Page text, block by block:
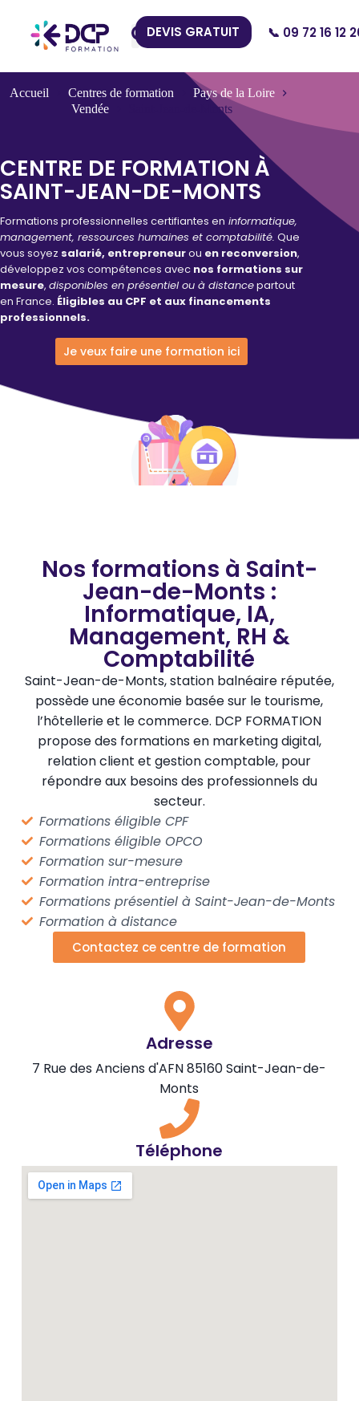
DEVIS GRATUIT 📞 09 72 16 12
Accueil Centres de formation
Pays de la Loire
Vendée
Saint-Jean-de-Monts
CENTRE DE FORMATION À
SAINT-JEAN-DE-MONTS
Formations professionnelles certifiantes en informatique,
management, ressources humaines et comptabilité. Que
vous soyez salarié, entrepreneurou en reconversion,
développez vos compétences avec nos formations sur
mesure, disponibles en présentiel ou à distancepartout
en France. Éligibles au CPF et aux financements
professionnels.
Je veux faire une formation ici
Nos formations à Saint-
Jean-de-Monts :
Informatique, IA,
Management, RH &
Comptabilité
Saint-Jean-de-Monts, station balnéaire réputée,
possède une économie basée sur le tourisme,
l’hôtellerie et le commerce. DCP FORMATION
propose des formations en marketing digital,
relation client et gestion comptable, pour
répondre aux besoins des professionnels du
secteur.
Formations éligible CPF
Formations éligible OPCO
Formation sur-mesure
Formation intra-entreprise
Formations présentiel à Saint-Jean-de-Monts
Formation à distance
Contactez ce centre de formation
Adresse
7 Rue des Anciens d'AFN 85160 Saint-Jean-de-
Monts
Téléphone